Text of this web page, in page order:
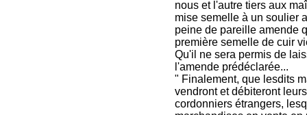
nous et l'autre tiers aux
mise semelle à un soulier
peine de pareille amende
première semelle de cuir
Qu'il ne sera permis de
l'amende prédéclarée...
" Finalement, que lesdits
vendront et débiteront
cordonniers étrangers,